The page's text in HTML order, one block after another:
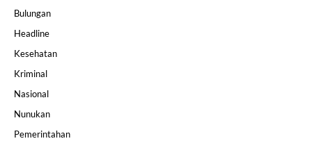
Bulungan
Headline
Kesehatan
Kriminal
Nasional
Nunukan
Pemerintahan